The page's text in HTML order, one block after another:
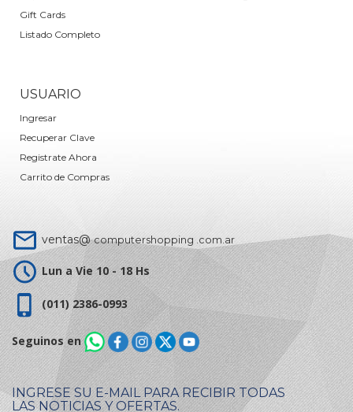
Gift Cards
Listado Completo
USUARIO
Ingresar
Recuperar Clave
Registrate Ahora
Carrito de Compras
ventas@computershopping .com.ar
Lun a Vie 10 - 18 Hs
(011) 2386-0993
Seguinos en
INGRESE SU E-MAIL PARA RECIBIR TODAS
LAS NOTICIAS Y OFERTAS.